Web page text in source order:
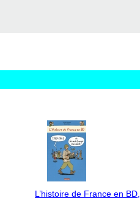
L’histoire de France en BD,